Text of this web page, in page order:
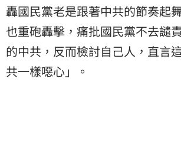
轟國民黨老是跟著中共的節奏起
也重砲轟擊，痛批國民黨不去譴
的中共，反而檢討自己人，直言
共一樣噁心」。